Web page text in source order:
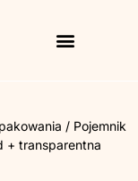
/ Pojemnik
+ transparentna